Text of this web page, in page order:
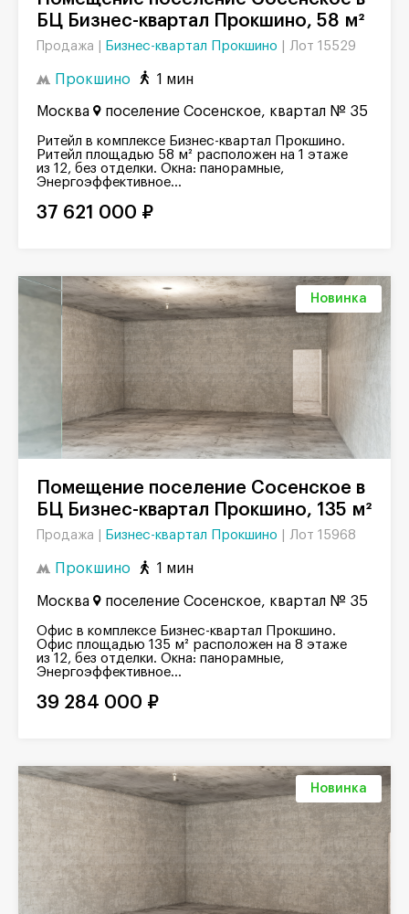
БЦ Бизнес-квартал Прокшино, 58 м²
Продажа | Бизнес-квартал Прокшино Лот 15529
Прокшино 1 мин
Москва поселение Сосенское, квартал № 35
Ритейл в комплексе Бизнес-квартал Прокшино.
Ритейл площадью 58 м² расположен на 1 этаже
из 12, без отделки. Окна: панорамные,
Энергоэффективное...
37 621 000 ₽
Новинка
БЦ Бизнес-квартал Прокшино, 135 м²
Продажа | Бизнес-квартал Прокшино Лот 15968
Прокшино 1 мин
Москва поселение Сосенское, квартал № 35
Офис в комплексе Бизнес-квартал Прокшино.
Офис площадью 135 м² расположен на 8 этаже
из 12, без отделки. Окна: панорамные,
Энергоэффективное...
39 284 000 ₽
Новинка